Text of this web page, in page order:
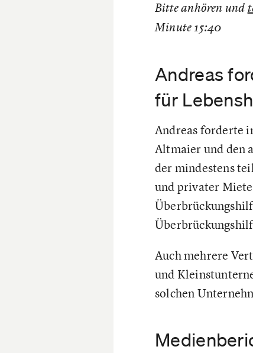
Bitte anhören und
Minute 15:40
Andreas
für
Andreas forderte
Altmaier und den
der mindestens
und privater
Auch mehrere
und
solchen